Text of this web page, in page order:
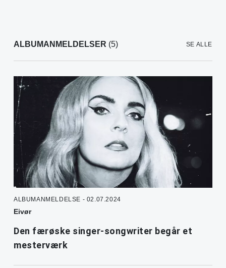
ALBUMANMELDELSER (5) SE ALLE
ALBUMANMELDELSE - 02.07.2024
Eivør
Den færøske singer-songwriter begår et
mesterværk